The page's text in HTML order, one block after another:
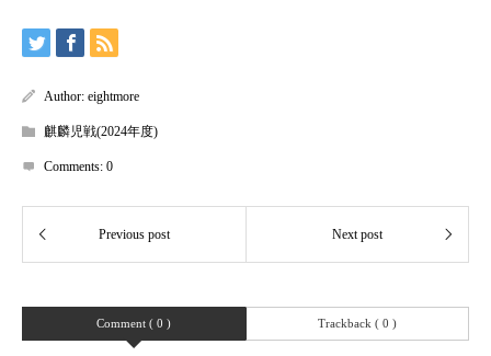
Author: eightmore
麒麟児戦(2024年度)
Comments: 0
Comment ( 0 ) Trackback ( 0 )